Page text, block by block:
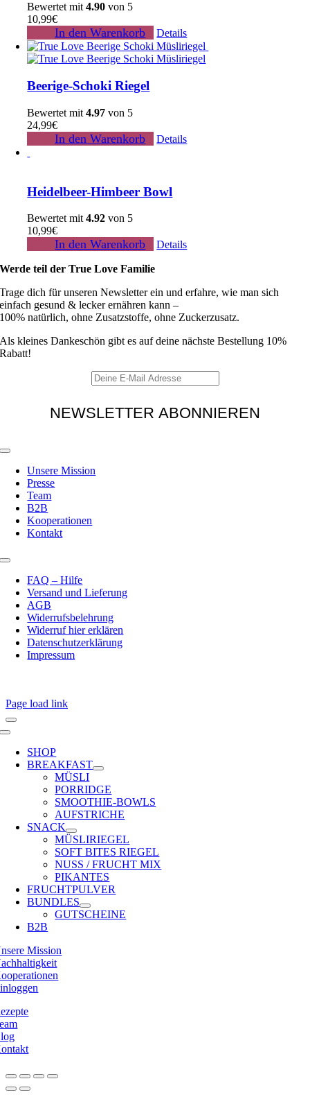
Bewertet mit4.90 von 5
10,99€
In den Warenkorb Details
Beerige-Schoki Riegel
Bewertet mit4.97 von 5
24,99€
In den Warenkorb Details
Heidelbeer-Himbeer Bowl
Bewertet mit4.92 von 5
10,99€
In den Warenkorb Details
Werde teil der True Love Familie
Trage dich für unseren Newsletter ein und erfahre, wie man sich
einfach gesund & lecker ernähren kann –
100% natürlich, ohne Zusatzstoffe, ohne Zuckerzusatz.
Als kleines Dankeschön gibt es auf deine nächste Bestellung 10%
Rabatt!
Toggle
NavigationUnsere Mission
Presse
Team
B2B
Kooperationen
Kontakt
Toggle
NavigationFAQ – Hilfe
Versand und Lieferung
AGB
Widerrufsbelehrung
Widerruf hier erklären
Datenschutzerklärung
Impressum
Page load link
Toggle
Navigation
SHOP
BREAKFAST
MÜSLI
PORRIDGE
SMOOTHIE-BOWLS
AUFSTRICHE
SNACK
MÜSLIRIEGEL
SOFT BITES RIEGEL
NUSS / FRUCHT MIX
PIKANTES
FRUCHTPULVER
BUNDLES
GUTSCHEINE
B2B
Mission